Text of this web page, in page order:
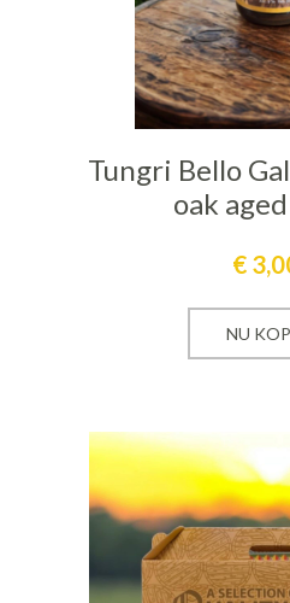
Tungri Bello
oak
€
NU